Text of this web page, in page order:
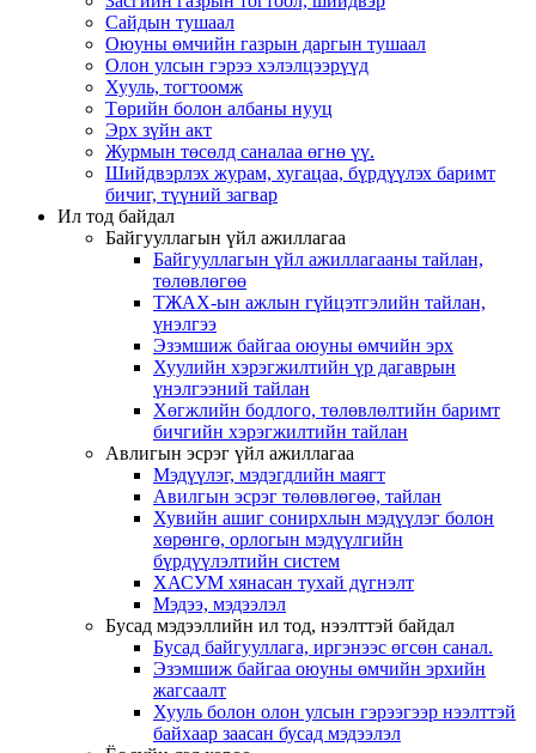
Сайдын тушаал
Оюуны өмчийн газрын даргын тушаал
Олон улсын гэрээ хэлэлцээрүүд
Хууль, тогтоомж
Төрийн болон албаны нууц
Эрх зүйн акт
Журмын төсөлд саналаа өгнө үү.
Шийдвэрлэх журам, хугацаа, бүрдүүлэх баримт
бичиг, түүний загвар
Ил тод байдал
Байгууллагын үйл ажиллагаа
Байгууллагын үйл ажиллагааны тайлан,
төлөвлөгөө
ТЖАХ-ын ажлын гүйцэтгэлийн тайлан,
үнэлгээ
Эзэмшиж байгаа оюуны өмчийн эрх
Хуулийн хэрэгжилтийн үр дагаврын
үнэлгээний тайлан
Хөгжлийн бодлого, төлөвлөлтийн баримт
бичгийн хэрэгжилтийн тайлан
Авлигын эсрэг үйл ажиллагаа
Мэдүүлэг, мэдэгдлийн маягт
Авилгын эсрэг төлөвлөгөө, тайлан
Хувийн ашиг сонирхлын мэдүүлэг болон
хөрөнгө, орлогын мэдүүлгийн
бүрдүүлэлтийн систем
ХАСУМ хянасан тухай дүгнэлт
Мэдээ, мэдээлэл
Бусад мэдээллийн ил тод, нээлттэй байдал
Бусад байгууллага, иргэнээс өгсөн санал.
Эзэмшиж байгаа оюуны өмчийн эрхийн
жагсаалт
Хууль болон олон улсын гэрээгээр нээлттэй
байхаар заасан бусад мэдээлэл